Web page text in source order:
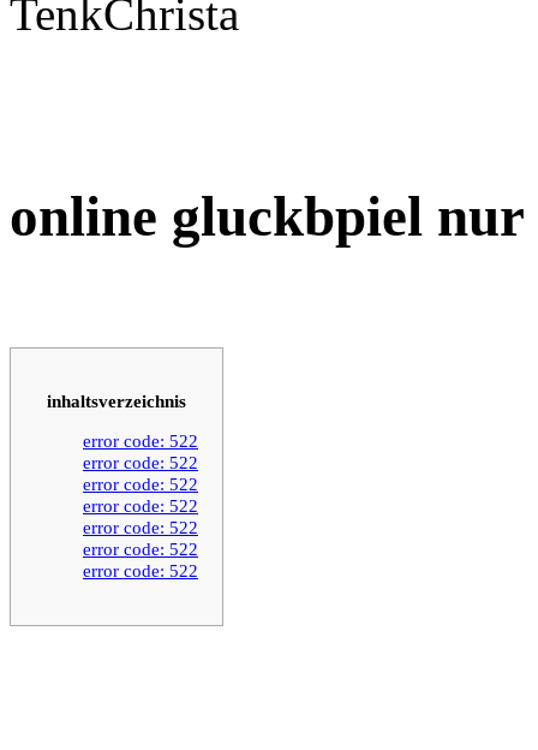
online gluckbpiel
inhaltsverzeichnis
error code: 522
error code: 522
error code: 522
error code: 522
error code: 522
error code: 522
error code: 522